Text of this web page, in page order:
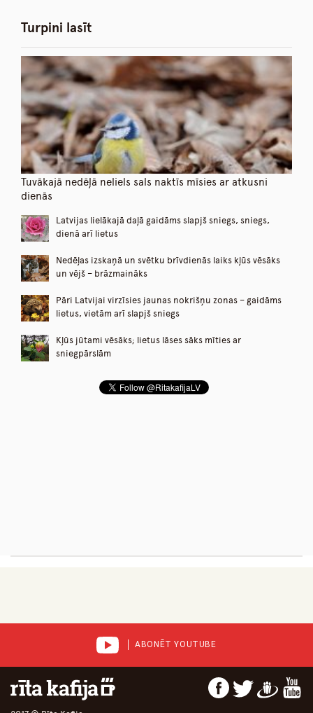
Turpini lasīt
Tuvākajā nedēļā neliels sals naktīs mīsies ar atkusni
dienās
Latvijas lielākajā daļā gaidāms slapjš sniegs, sniegs,
dienā arī lietus
Nedēļas izskaņā un svētku brīvdienās laiks kļūs vēsāks
un vējš – brāzmaināks
Pāri Latvijai virzīsies jaunas nokrišņu zonas – gaidāms
lietus, vietām arī slapjš sniegs
Kļūs jūtami vēsāks; lietus lāses sāks mīties ar
sniegpārslām
ABONĒT YOUTUBE